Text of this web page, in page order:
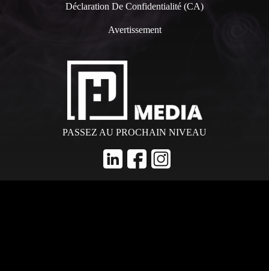
Déclaration De Confidentialité (CA)
Avertissement
PASSEZ AU PROCHAIN NIVEAU